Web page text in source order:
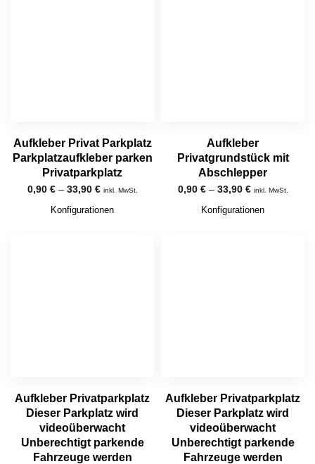
Aufkleber Privat Parkplatz
Parkplatzaufkleber parken
Privatparkplatz
0,90 €– 33,90 € inkl. MwSt.
Konfigurationen
Aufkleber
Privatgrundstück mit
Abschlepper
0,90 €– 33,90 € inkl. MwSt.
Konfigurationen
Aufkleber Privatparkplatz
Dieser Parkplatz wird
videoüberwacht
Unberechtigt parkende
Fahrzeuge werden
Aufkleber Privatparkplatz
Dieser Parkplatz wird
videoüberwacht
Unberechtigt parkende
Fahrzeuge werden